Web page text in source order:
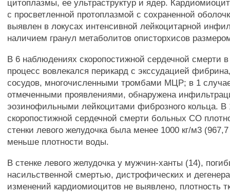
цитоплазмы, ее ультраструктур и ядер.
с просветленной протоплазмой с сохраненной
выявлен в локусах интенсивной лейкоцитарной
наличием гранул метаболитов описторхисов
В 6 наблюдениях скоропостижной сердечной смерти
процесс вовлекался перикард с экссудацией
сосудов, многочисленными тромбами МЦР; в 1
отмеченными проявлениями, обнаружена
эозинофильными лейкоцитами фиброзного кольца. В
скоропостижной сердечной смерти больных СО
стенки левого желудочка была менее 1000 кг/м3
меньше плотности воды.
В стенке левого желудочка у мужчин-ханты (14),
насильственной смертью, дистрофических и
изменений кардиомиоцитов не выявлено, плотность